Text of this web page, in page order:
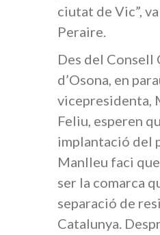
ciutat de Vic”,
Peraire.
Des del Consell
d’Osona, en
vicepresidenta,
Feliu, esperen
implantació del
Manlleu faci
ser la comarca
separació de
Catalunya.